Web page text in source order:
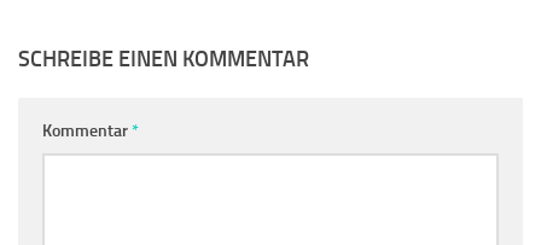
SCHREIBE EINEN KOMMENTAR
Kommentar*